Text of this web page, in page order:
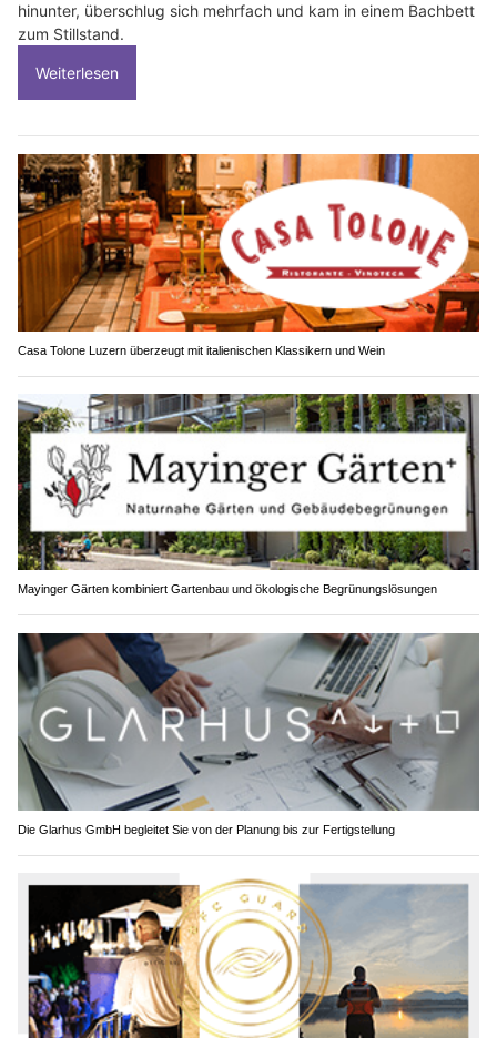
hinunter, überschlug sich mehrfach und kam in einem Bachbett
zum Stillstand.
Weiterlesen
Casa Tolone Luzern überzeugt mit italienischen Klassikern und Wein
Mayinger Gärten kombiniert Gartenbau und ökologische Begrünungslösungen
Die Glarhus GmbH begleitet Sie von der Planung bis zur Fertigstellung